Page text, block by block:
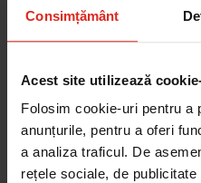
Consimțământ
Acest site utilizează
Folosim cookie-uri pentru a
anunțurile, pentru a oferi
a analiza traficul. De
rețele sociale, de
Frigidere
Accesorii
Cautare dupa produse